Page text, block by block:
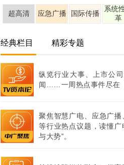
超高清 应急广播 国际传播
系统
革
经典栏目 精彩专题
纵览行业大事、上市公
闻……一周热点事件尽在
聚焦智慧广电、应急广播
等行业热点议题，读懂广
与大势”。